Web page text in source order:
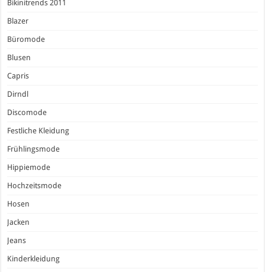
Bikinitrends 2011
Blazer
Büromode
Blusen
Capris
Dirndl
Discomode
Festliche Kleidung
Frühlingsmode
Hippiemode
Hochzeitsmode
Hosen
Jacken
Jeans
Kinderkleidung